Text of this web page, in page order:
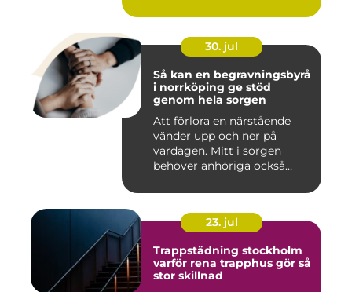
30. jul
Så kan en begravningsbyrå
i norrköping ge stöd
genom hela sorgen
Att förlora en närstående
vänder upp och ner på
vardagen. Mitt i sorgen
behöver anhöriga också
23. jul
Trappstädning stockholm
varför rena trapphus gör så
stor skillnad